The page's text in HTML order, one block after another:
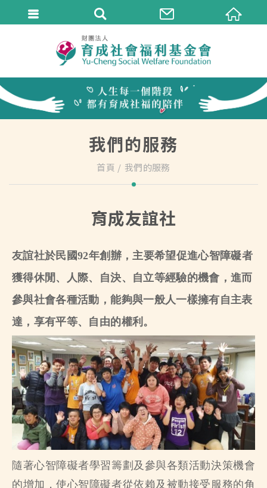
我們的服務
首頁 我們的服務
育成友誼社
友誼社於民國92年創辦，主要希望促進心智障礙者
獲得休閒、人際、自決、自立等經驗的機會，進而
參與社會各種活動，能夠與一般人一樣擁有自主表
達，享有平等、自由的權利。
隨著心智障礙者學習籌劃及參與各類活動決策機會
的增加，使心智障礙者從依賴及被動接受服務的角